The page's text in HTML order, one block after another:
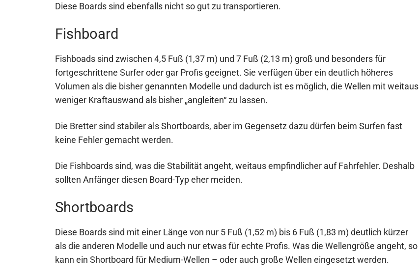
Diese Boards sind ebenfalls nicht so gut zu transportieren.
Fishboard
Fishboads sind zwischen 4,5 Fuß (1,37 m) und 7 Fuß (2,13 m) groß und besonders für
fortgeschrittene Surfer oder gar Profis geeignet. Sie verfügen über ein deutlich höheres
Volumen als die bisher genannten Modelle und dadurch ist es möglich, die Wellen mit weitaus
weniger Kraftauswand als bisher „angleiten“ zu lassen.
Die Bretter sind stabiler als Shortboards, aber im Gegensetz dazu dürfen beim Surfen fast
keine Fehler gemacht werden.
Die Fishboards sind, was die Stabilität angeht, weitaus empfindlicher auf Fahrfehler. Deshalb
sollten Anfänger diesen Board-Typ eher meiden.
Shortboards
Diese Boards sind mit einer Länge von nur 5 Fuß (1,52 m) bis 6 Fuß (1,83 m) deutlich kürzer
als die anderen Modelle und auch nur etwas für echte Profis. Was die Wellengröße angeht, so
kann ein Shortboard für Medium-Wellen – oder auch große Wellen eingesetzt werden.